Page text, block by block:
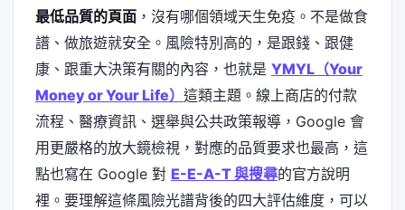
最低品質的頁面 ，沒有哪個領域天生免疫。不是做食
譜、做旅遊就安全。風險特別高的，是跟錢、跟健
康、跟重大決策有關的內容，也就是 YMYL（Your
Money or Your Life） 這類主題。線上商店的付款
流程、醫療資訊、選舉與公共政策報導，Google 會
用更嚴格的放大鏡檢視，對應的品質要求也最高，這
點也寫在 Google 對 E-E-A-T 與搜尋的官方說明
裡。要理解這條風險光譜背後的四大評估維度，可以